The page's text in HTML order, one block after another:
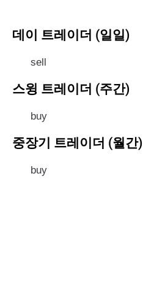
데이 트레이더 (일일)
sell
스윙 트레이더 (주간)
buy
중장기 트레이더 (월간)
buy